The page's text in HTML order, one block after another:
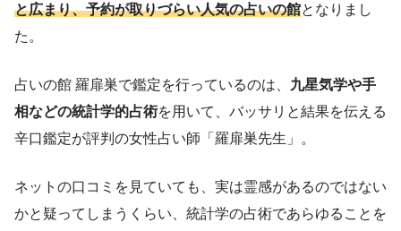
と広まり、予約が取りづらい人気の占いの館となりまし
た。
占いの館 羅扉巣で鑑定を行っているのは、 九星気学や手
相などの統計学的占術を用いて、バッサリと結果を伝える
辛口鑑定が評判の女性占い師「羅扉巣先生」。
ネットの口コミを見ていても、実は霊感があるのではない
かと疑ってしまうくらい、統計学の占術であらゆることを